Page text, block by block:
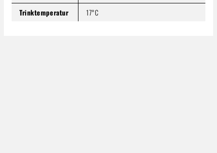
Trinktemperatur
17°C